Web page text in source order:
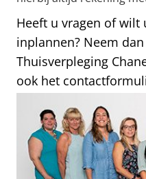
Heeft u vragen of wilt
inplannen? Neem
Thuisverpleging
ook het